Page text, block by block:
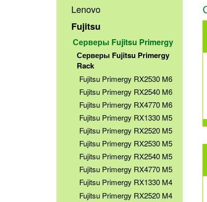
Lenovo
Fujitsu
Серверы Fujitsu Primergy
Серверы Fujitsu Primergy
Rack
Fujitsu Primergy RX2530 M6
Fujitsu Primergy RX2540 M6
Fujitsu Primergy RX4770 M6
Fujitsu Primergy RX1330 M5
Fujitsu Primergy RX2520 M5
Fujitsu Primergy RX2530 M5
Fujitsu Primergy RX2540 M5
Fujitsu Primergy RX4770 M5
Fujitsu Primergy RX1330 M4
Fujitsu Primergy RX2520 M4